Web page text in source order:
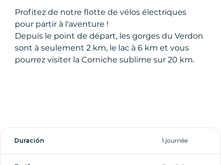
Profitez de notre flotte de vélos électriques
pour partir à l'aventure !
Depuis le point de départ, les gorges du Verdon
sont à seulement 2 km, le lac à 6 km et vous
pourrez visiter la Corniche sublime sur 20 km.
Duración 1 journée